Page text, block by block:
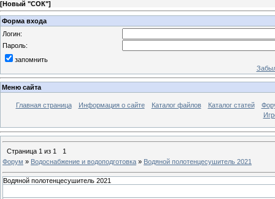
[Новый "СОК"]
Форма входа
Логин:
Пароль:
запомнить
Меню сайта
Главная страница Информация о сайте Каталог файлов Каталог статей
Страница 1 из 1
1
Форум » Водоснабжение и водоподготовка » Водяной полотенцесушитель 2021
Водяной полотенцесушитель 2021